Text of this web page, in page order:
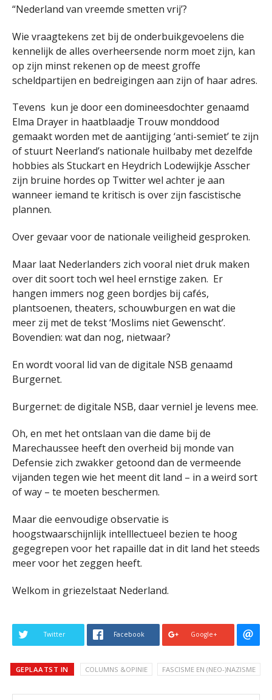
“Nederland van vreemde smetten vrij’?
Wie vraagtekens zet bij de onderbuikgevoelens die
kennelijk de alles overheersende norm moet zijn, kan
op zijn minst rekenen op de meest groffe
scheldpartijen en bedreigingen aan zijn of haar adres.
Tevens kun je door een domineesdochter genaamd
Elma Drayer in haatblaadje Trouw monddood
gemaakt worden met de aantijging ‘anti-semiet’ te zijn
of stuurt Neerland’s nationale huilbaby met dezelfde
hobbies als Stuckart en Heydrich Lodewijkje Asscher
zijn bruine hordes op Twitter wel achter je aan
wanneer iemand te kritisch is over zijn fascistische
plannen.
Over gevaar voor de nationale veiligheid gesproken.
Maar laat Nederlanders zich vooral niet druk maken
over dit soort toch wel heel ernstige zaken. Er
hangen immers nog geen bordjes bij cafés,
plantsoenen, theaters, schouwburgen en wat die
meer zij met de tekst ‘Moslims niet Gewenscht’.
Bovendien: wat dan nog, nietwaar?
En wordt vooral lid van de digitale NSB genaamd
Burgernet.
Burgernet: de digitale NSB, daar verniel je levens mee.
Oh, en met het ontslaan van die dame bij de
Marechaussee heeft den overheid bij monde van
Defensie zich zwakker getoond dan de vermeende
vijanden tegen wie het meent dit land – in a weird sort
of way – te moeten beschermen.
Maar die eenvoudige observatie is
hoogstwaarschijnlijk intelllectueel bezien te hoog
gegegrepen voor het rapaille dat in dit land het steeds
meer voor het zeggen heeft.
Welkom in griezelstaat Nederland.
Twitter Facebook Google+
GEPLAATST IN COLUMNS &OPINIE FASCISME EN (NEO-)NAZISME